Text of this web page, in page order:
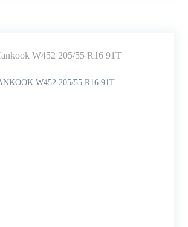
W452 205/55 R16 91T